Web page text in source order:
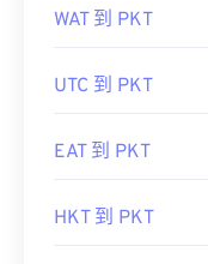
WAT 到 PKT
UTC 到 PKT
EAT 到 PKT
HKT 到 PKT